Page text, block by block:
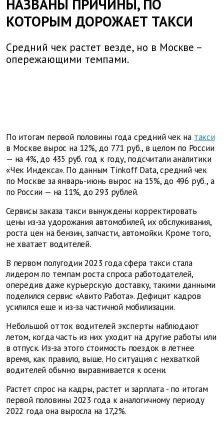
НАЗВАНЫ ПРИЧИНЫ, ПО
КОТОРЫМ ДОРОЖАЕТ ТАКСИ
Средний чек растет везде, но в Москве –
опережающими темпами.
По итогам первой половины года средний чек на такси
в Москве вырос на 12%, до 771 руб., в целом по России
— на 4%, до 435 руб. год к году, подсчитали аналитики
«Чек Индекса». По данным Tinkoff Data, средний чек
по Москве за январь-июнь вырос на 15%, до 496 руб., а
по России — на 11%, до 293 рублей.
Сервисы заказа такси вынуждены корректировать
цены из-за удорожания автомобилей, их обслуживания,
роста цен на бензин, запчасти, автомойки. Кроме того,
не хватает водителей.
В первом полугодии 2023 года сфера такси стала
лидером по темпам роста спроса работодателей,
опередив даже курьерскую доставку, такими данными
поделился сервис «Авито Работа». Дефицит кадров
усилился еще и из-за частичной мобилизации.
Небольшой отток водителей эксперты наблюдают
летом, когда часть из них уходит на другие работы или
в отпуск. Из-за этого стоимость поездок в летнее
время, как правило, выше. Но ситуация с нехваткой
водителей обычно выравнивается к осени.
Растет спрос на кадры, растет и зарплата - по итогам
первой половины 2023 года к аналогичному периоду
2022 года она выросла на 17,2%.